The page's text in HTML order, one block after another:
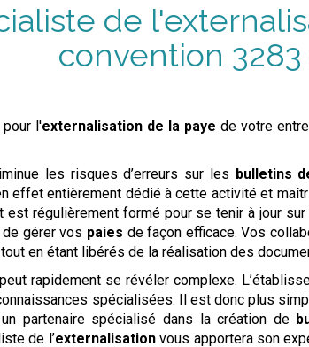
de
convention
pour l'externalisation de la paye de votre
les risques d’erreurs sur les bulletins
effet entièrement dédié à cette activité et
régulièrement formé pour se tenir à jour
gérer vos paies de façon efficace. Vos
en étant libérés de la réalisation des
peut rapidement se révéler complexe.
spécialisées. Il est donc plus
partenaire spécialisé dans la création de
de l’externalisationvous apportera son